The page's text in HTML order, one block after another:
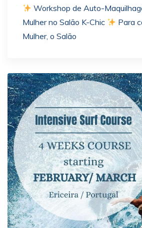
Workshop de Auto-
Mulher no Salão K-Chic
Para
Mulher, o Salão